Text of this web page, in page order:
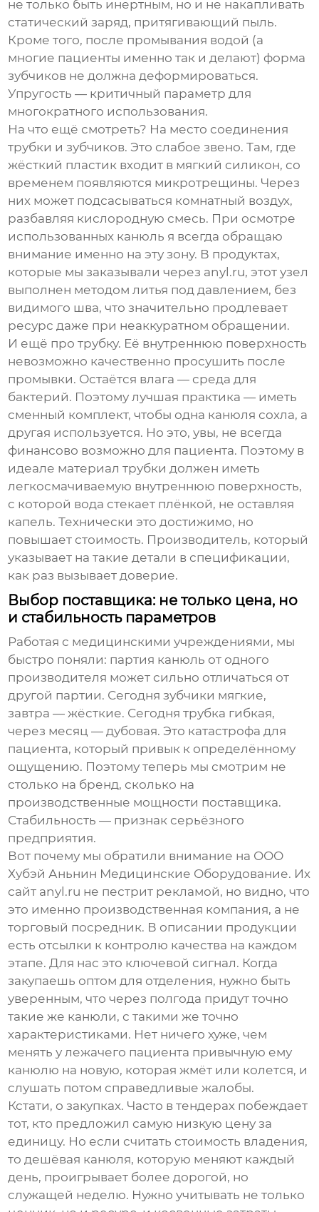
не только быть инертным, но и не накапливать
статический заряд, притягивающий пыль.
Кроме того, после промывания водой (а
многие пациенты именно так и делают) форма
зубчиков не должна деформироваться.
Упругость — критичный параметр для
многократного использования.
На что ещё смотреть? На место соединения
трубки и зубчиков. Это слабое звено. Там, где
жёсткий пластик входит в мягкий силикон, со
временем появляются микротрещины. Через
них может подсасываться комнатный воздух,
разбавляя кислородную смесь. При осмотре
использованных канюль я всегда обращаю
внимание именно на эту зону. В продуктах,
которые мы заказывали через anyl.ru, этот узел
выполнен методом литья под давлением, без
видимого шва, что значительно продлевает
ресурс даже при неаккуратном обращении.
И ещё про трубку. Её внутреннюю поверхность
невозможно качественно просушить после
промывки. Остаётся влага — среда для
бактерий. Поэтому лучшая практика — иметь
сменный комплект, чтобы одна канюля сохла, а
другая используется. Но это, увы, не всегда
финансово возможно для пациента. Поэтому в
идеале материал трубки должен иметь
легкосмачиваемую внутреннюю поверхность,
с которой вода стекает плёнкой, не оставляя
капель. Технически это достижимо, но
повышает стоимость. Производитель, который
указывает на такие детали в спецификации,
как раз вызывает доверие.
Выбор поставщика: не только цена, но
и стабильность параметров
Работая с медицинскими учреждениями, мы
быстро поняли: партия канюль от одного
производителя может сильно отличаться от
другой партии. Сегодня зубчики мягкие,
завтра — жёсткие. Сегодня трубка гибкая,
через месяц — дубовая. Это катастрофа для
пациента, который привык к определённому
ощущению. Поэтому теперь мы смотрим не
столько на бренд, сколько на
производственные мощности поставщика.
Стабильность — признак серьёзного
предприятия.
Вот почему мы обратили внимание на ООО
Хубэй Аньнин Медицинские Оборудование. Их
сайт anyl.ru не пестрит рекламой, но видно, что
это именно производственная компания, а не
торговый посредник. В описании продукции
есть отсылки к контролю качества на каждом
этапе. Для нас это ключевой сигнал. Когда
закупаешь оптом для отделения, нужно быть
уверенным, что через полгода придут точно
такие же канюли, с такими же точно
характеристиками. Нет ничего хуже, чем
менять у лежачего пациента привычную ему
канюлю на новую, которая жмёт или колется, и
слушать потом справедливые жалобы.
Кстати, о закупках. Часто в тендерах побеждает
тот, кто предложил самую низкую цену за
единицу. Но если считать стоимость владения,
то дешёвая канюля, которую меняют каждый
день, проигрывает более дорогой, но
служащей неделю. Нужно учитывать не только